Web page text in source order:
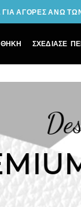
ΑΓΟΡΕΣ ΑΝΩ
ΘΗΚΗ ΣΧΕΔΙΑΣΕ